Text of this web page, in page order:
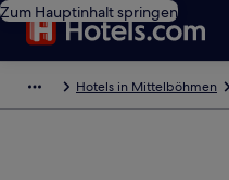
Zum Hauptinhalt springen
Hotels in Mittelböhmen